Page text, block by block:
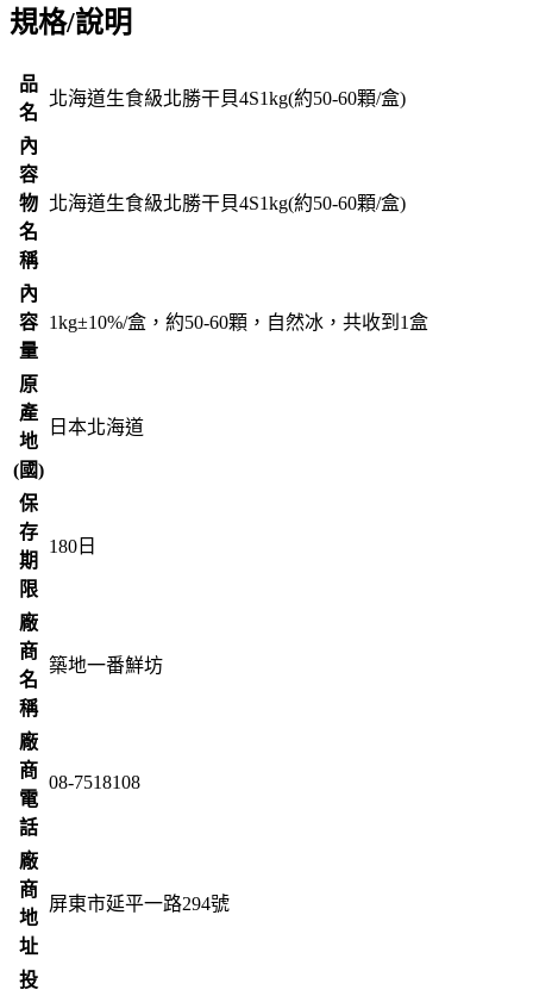
規格/說明
品
名
北海道生食級北勝干貝4S1kg(約50-60顆/盒)
內
容
物
名
稱
北海道生食級北勝干貝4S1kg(約50-60顆/盒)
內
容
量
1kg±10%/盒，約50-60顆，自然冰，共收到1盒
原
產
地
(國)
日本北海道
保
存
期
限
180 日
廠
商
名
稱
築地一番鮮坊
廠
商
電
話
08-7518108
廠
商
地
址
屏東市延平一路294號
投